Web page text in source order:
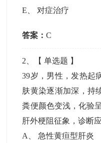
E
对症治疗
答案：C
2 、【单选题 】
39岁，男性，发热起
肤黄染逐渐加深，持
粪便颜色变浅，化验
肝外梗阻征象，诊断
A
急性黄疸型肝炎